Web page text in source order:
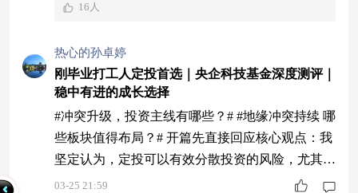
向“安全优先+科技突围”，核心主线愈发清晰：国
性方向。银华中证国新央企科技引领ETF联接C（0
19509），正是精准锚定
16人
热心的孙卓婷
刚毕业打工人定投首选｜央企科技基金深度测评｜
稳中有进的成长选择
#冲突升级，投资主线有哪些？# #地缘冲突持续 哪
些板块值得布局？# 开篇先直接回应核心观点：我
坚定认为，定投可以有效分散投资的风险，尤其对
于我们刚毕业、没太多投资经验、本金有限的职场
03-25 21:59